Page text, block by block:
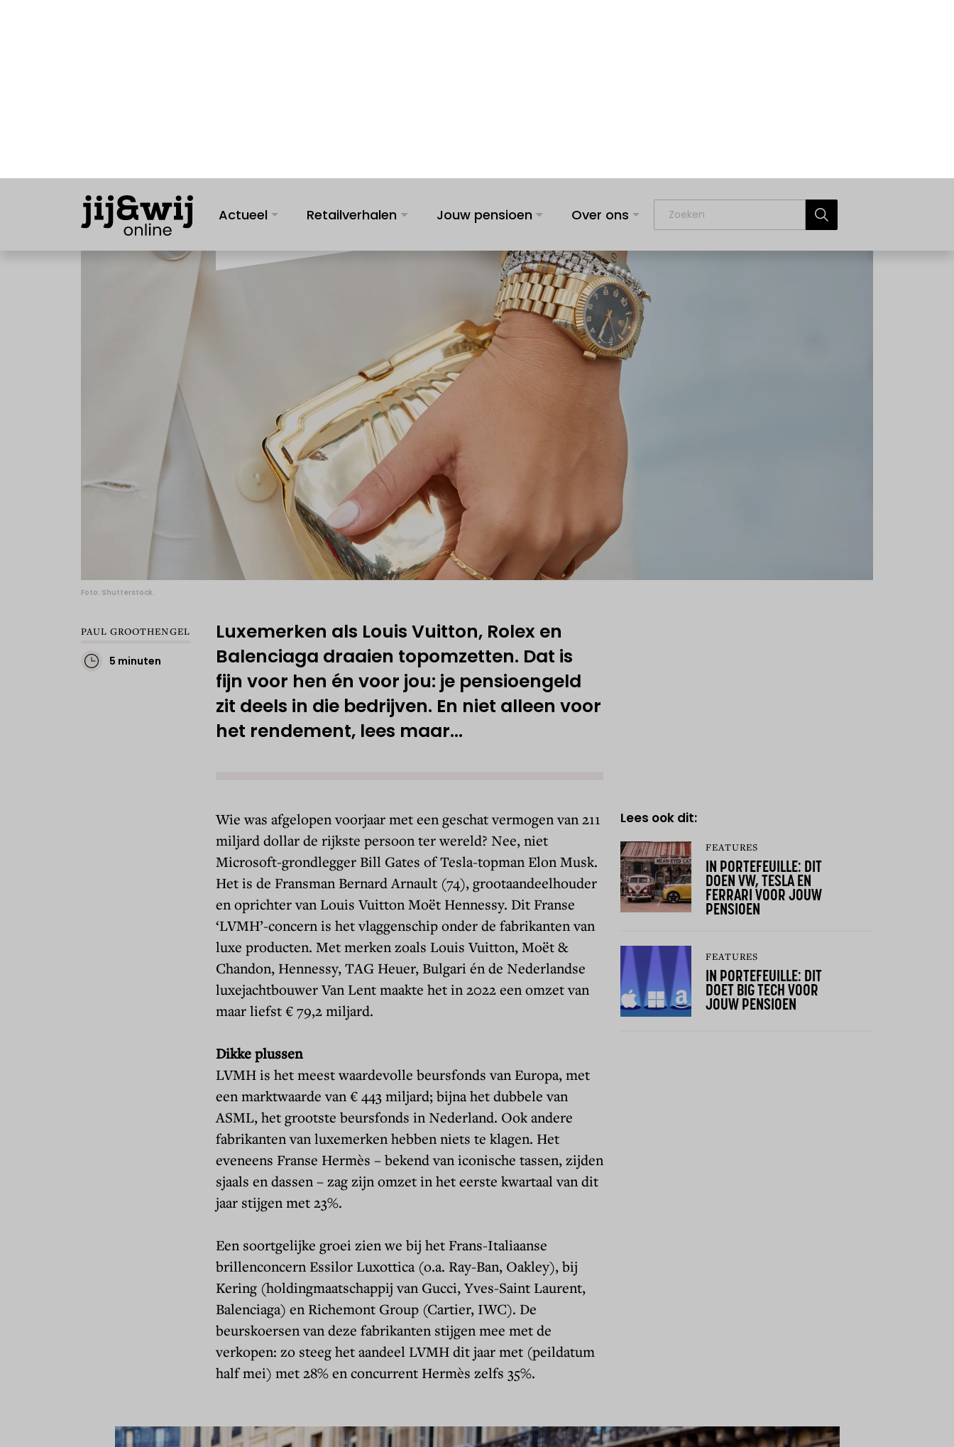
In portefeuille: dit doen Vuitton
en Rolex voor jouw pensioen
Foto: Shutterstock.
PAUL GROOTHENGEL
5 minuten
Luxemerken als Louis Vuitton, Rolex en
Balenciaga draaien topomzetten. Dat is
fijn voor hen én voor jou: je pensioengeld
zit deels in die bedrijven. En niet alleen voor
het rendement, lees maar...
Wie was afgelopen voorjaar met een geschat vermogen van 211
miljard dollar de rijkste persoon ter wereld? Nee, niet
Microsoft-grondlegger Bill Gates of Tesla-topman Elon Musk.
Het is de Fransman Bernard Arnault (74), grootaandeelhouder
en oprichter van Louis Vuitton Moët Hennessy. Dit Franse
‘LVMH’-concern is het vlaggenschip onder de fabrikanten van
luxe producten. Met merken zoals Louis Vuitton, Moët &
Chandon, Hennessy, TAG Heuer, Bulgari én de Nederlandse
luxejachtbouwer Van Lent maakte het in 2022 een omzet van
maar liefst € 79,2 miljard.
Dikke plussen
LVMH is het meest waardevolle beursfonds van Europa, met
een marktwaarde van € 443 miljard; bijna het dubbele van
ASML, het grootste beursfonds in Nederland. Ook andere
fabrikanten van luxemerken hebben niets te klagen. Het
eveneens Franse Hermès – bekend van iconische tassen, zijden
sjaals en dassen – zag zijn omzet in het eerste kwartaal van dit
jaar stijgen met 23%.
Een soortgelijke groei zien we bij het Frans-Italiaanse
brillenconcern Essilor Luxottica (o.a. Ray-Ban, Oakley), bij
Kering (holdingmaatschappij van Gucci, Yves-Saint Laurent,
Balenciaga) en Richemont Group (Cartier, IWC). De
beurskoersen van deze fabrikanten stijgen mee met de
verkopen: zo steeg het aandeel LVMH dit jaar met (peildatum
half mei) met 28% en concurrent Hermès zelfs 35%.
Lees ook dit:
FEATURES
IN PORTEFEUILLE: DIT
DOEN VW, TESLA EN
FERRARI VOOR JOUW
PENSIOEN
FEATURES
IN PORTEFEUILLE: DIT
DOET BIG TECH VOOR
JOUW PENSIOEN